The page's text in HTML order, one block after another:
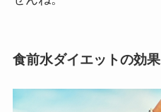
食前水ダイエットの効果